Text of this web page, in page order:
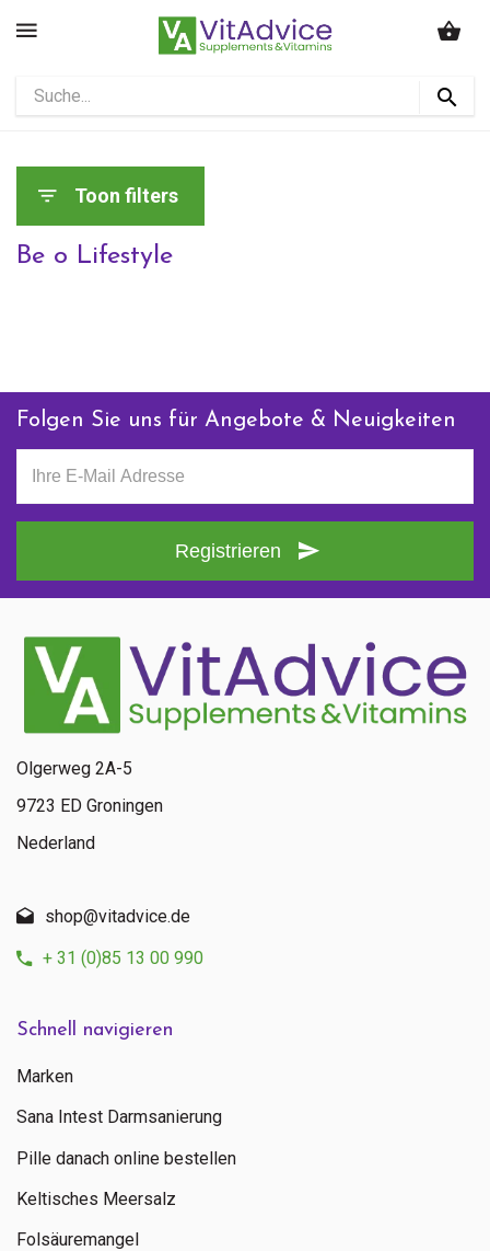
Toon filters
Be o Lifestyle
Folgen Sie uns für Angebote & Neuigkeiten
Registrieren
Schnell navigieren
Marken
Sana Intest Darmsanierung
Pille danach online bestellen
Keltisches Meersalz
Folsäuremangel
Olgerweg 2A-5
9723 ED Groningen
Nederland
shop@vitadvice.de
+ 31 (0)85 13 00 990